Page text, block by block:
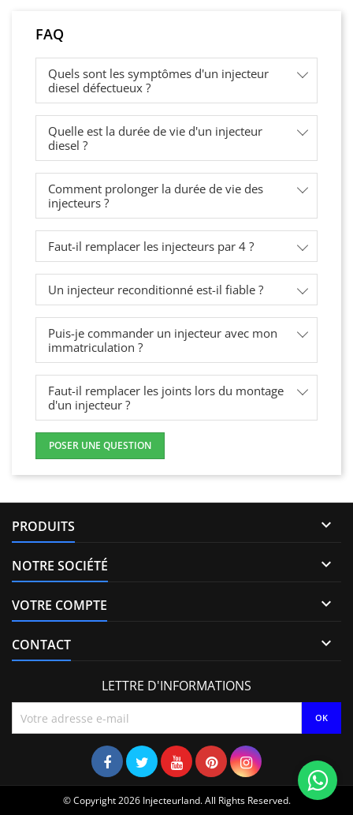
FAQ
Quels sont les symptômes d'un injecteur
diesel défectueux ?
Quelle est la durée de vie d'un injecteur
diesel ?
Comment prolonger la durée de vie des
injecteurs ?
Faut-il remplacer les injecteurs par 4 ?
Un injecteur reconditionné est-il fiable ?
Puis-je commander un injecteur avec mon
immatriculation ?
Faut-il remplacer les joints lors du montage
d'un injecteur ?
POSER UNE QUESTION
PRODUITS 
NOTRE SOCIÉTÉ 
VOTRE COMPTE 
CONTACT 
LETTRE D'INFORMATIONS
© Copyright 2026 Injecteurland. All Rights Reserved.